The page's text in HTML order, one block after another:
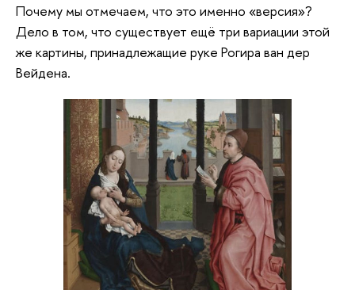
Почему мы отмечаем, что это именно «версия»?
Дело в том, что существует ещё три вариации этой
же картины, принадлежащие руке Рогира ван дер
Вейдена.